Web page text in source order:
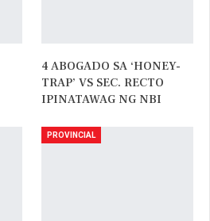
4 ABOGADO SA ‘HONEY-
TRAP’ VS SEC. RECTO
IPINATAWAG NG NBI
PROVINCIAL